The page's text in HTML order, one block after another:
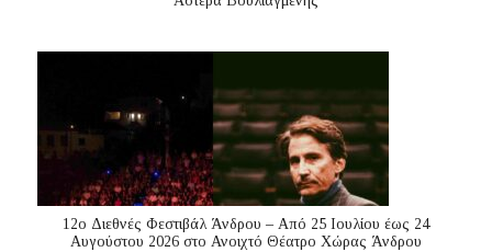
12ο Διεθνές Φεστιβάλ Άνδρου – Από 25 Ιουλίου έως 24
Αυγούστου 2026 στο Ανοιχτό Θέατρο Χώρας Άνδρου